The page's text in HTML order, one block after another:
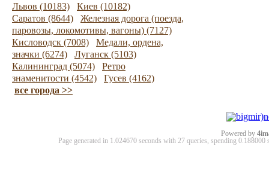
Львов (10183)
Киев (10182)
Саратов (8644)
Железная дорога (поезда,
паровозы, локомотивы, вагоны) (7127)
Кисловодск (7008)
Медали, ордена,
значки (6274)
Луганск (5103)
Калининград (5074)
Ретро
знаменитости (4542)
Гусев (4162)
все города >>
Powered by
Page generated in 1.024670 seconds with 27 queries, spending